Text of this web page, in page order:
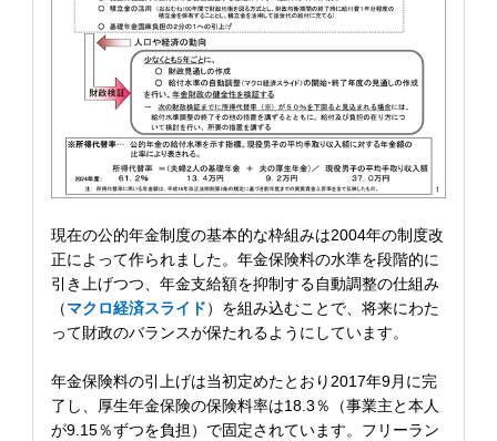
現在の公的年金制度の基本的な枠組みは2004年の制度改
正によって作られました。年金保険料の水準を段階的に
引き上げつつ、年金支給額を抑制する自動調整の仕組み
（マクロ経済スライド）を組み込むことで、将来にわた
って財政のバランスが保たれるようにしています。
年金保険料の引上げは当初定めたとおり2017年9月に完
了し、厚生年金保険の保険料率は18.3％（事業主と本人
が9.15％ずつを負担）で固定されています。フリーラン